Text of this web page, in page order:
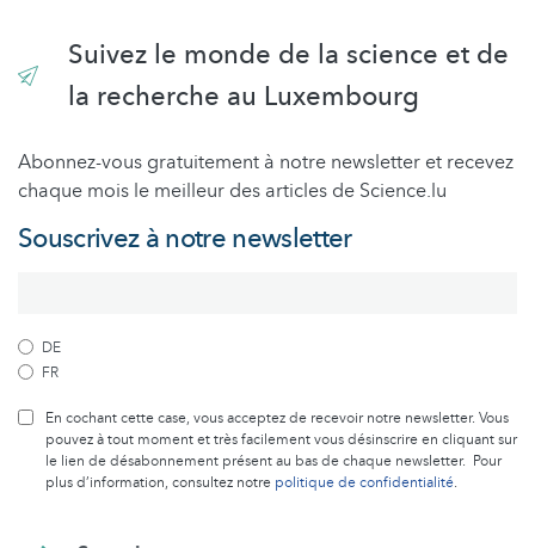
Suivez le monde de la science et de
la recherche au Luxembourg
Abonnez-vous gratuitement à notre newsletter et recevez
chaque mois le meilleur des articles de Science.lu
Souscrivez à notre newsletter
DE
FR
En cochant cette case, vous acceptez de recevoir notre newsletter. Vous
pouvez à tout moment et très facilement vous désinscrire en cliquant sur
le lien de désabonnement présent au bas de chaque newsletter. Pour
plus d’information, consultez notre politique de confidentialité.